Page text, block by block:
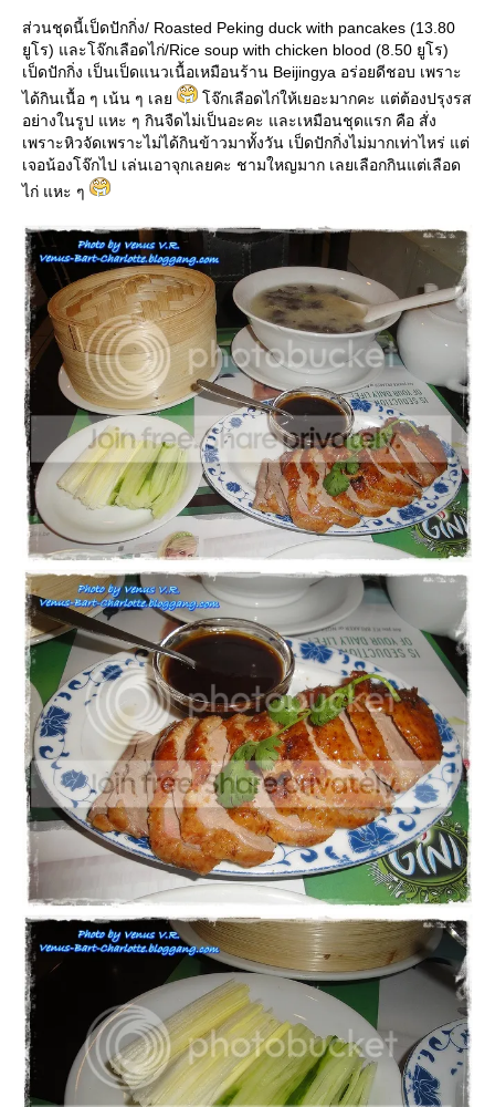
ส่วนชุดนี้เป็ดปักกิ่ง/ Roasted Peking duck with pancakes (13.80
ูโร) และโจ๊กเลือดไก่/Rice soup with chicken blood (8.50 ยูโร)
เป็ดปักกิ่ง เป็นเป็ดแนวเนื้อเหมือนร้าน Beijingya อร่อยดีชอบ เพราะ
ได้กินเนื้อ ๆ เน้น ๆ เล
จ๊กเลือดไก่ให้เยอะมากคะ แต่ต้องปรุงรส
อย่างในรูป แหะ ๆ กินจืดไม่เป็นอะคะ และเหมือนชุดแรก คือ สั่ง
เพราะหิวจัดเพราะไม่ได้กินข้าวมาทั้งวัน เป็ดปักกิ่งไม่มากเท่าไหร่ แต่
เจอน้องโจ๊กไป เล่นเอาจุกเลยคะ ชามใหญมาก เลยเลือกกินแต่เลือด
ไก่ แหะ ๆ